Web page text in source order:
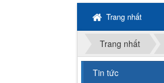
Trang nhất
Trang nhất
Tin tức